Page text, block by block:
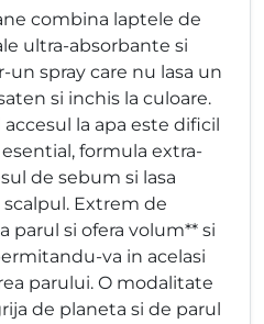
combina laptele de
ultra-absorbante si
spray care nu lasa un
si inchis la culoare.
la apa este dificil
formula extra-
de sebum si lasa
scalpul. Extrem de
parul si ofera volum** si
va in acelasi
parului. O modalitate
de planeta si de parul